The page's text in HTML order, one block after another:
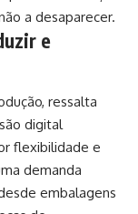
a desaparecer.
e
ressalta
digital
flexibilidade e
demanda
embalagens